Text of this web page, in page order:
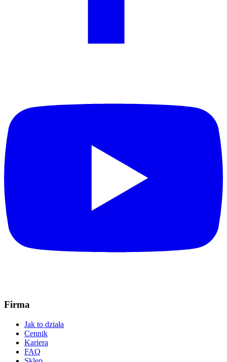
Firma
Jak to działa
Cennik
Kariera
FAQ